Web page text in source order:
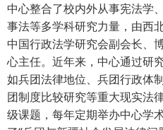
中心整合了校内外从事宪法学
事法等多学科研究力量，由西
中国行政法学研究会副会长、
心主任。近年来，中心通过研
如兵团法律地位、兵团行政体
团制度比较研究等重大现实法
级课题，每年定期举办中心学